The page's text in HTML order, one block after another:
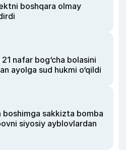
boshqara olmay
nafar bog‘cha bolasini
ayolga sud hukmi o‘qildi
boshimga sakkizta bomba
siyosiy ayblovlardan